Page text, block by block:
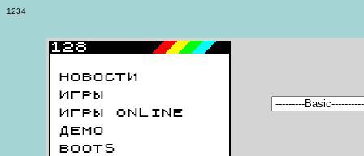
1234
НОВОСТИ
ИГРЫ
ИГРЫ ONLINE
ДЕМО
BOOTS